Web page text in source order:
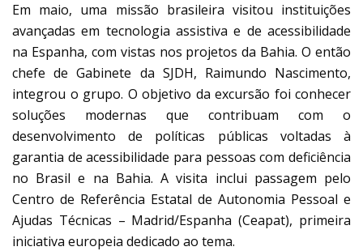
Em maio, uma missão brasileira visitou instituições
avançadas em tecnologia assistiva e de acessibilidade
na Espanha, com vistas nos projetos da Bahia. O então
chefe de Gabinete da SJDH, Raimundo Nascimento,
integrou o grupo. O objetivo da excursão foi conhecer
soluções modernas que contribuam com o
desenvolvimento de políticas públicas voltadas à
garantia de acessibilidade para pessoas com deficiência
no Brasil e na Bahia. A visita inclui passagem pelo
Centro de Referência Estatal de Autonomia Pessoal e
Ajudas Técnicas – Madrid/Espanha (Ceapat), primeira
iniciativa europeia dedicado ao tema.